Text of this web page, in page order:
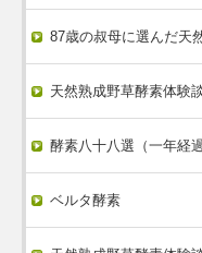
87歳の叔母に選んだ天
天然熟成野草酵素体験
酵素八十八選（一年経過
ベルタ酵素